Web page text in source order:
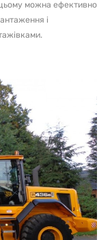
можна ефективно
і